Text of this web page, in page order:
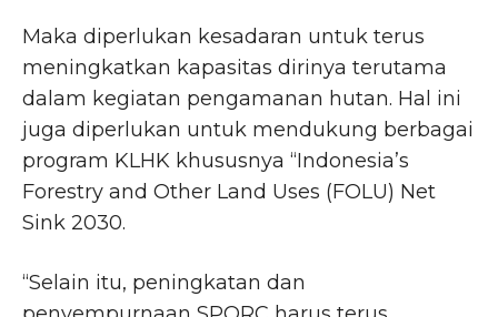
Maka diperlukan kesadaran untuk terus
meningkatkan kapasitas dirinya terutama
dalam kegiatan pengamanan hutan. Hal ini
juga diperlukan untuk mendukung berbagai
program KLHK khususnya “Indonesia’s
Forestry and Other Land Uses (FOLU) Net
Sink 2030.
“Selain itu, peningkatan dan